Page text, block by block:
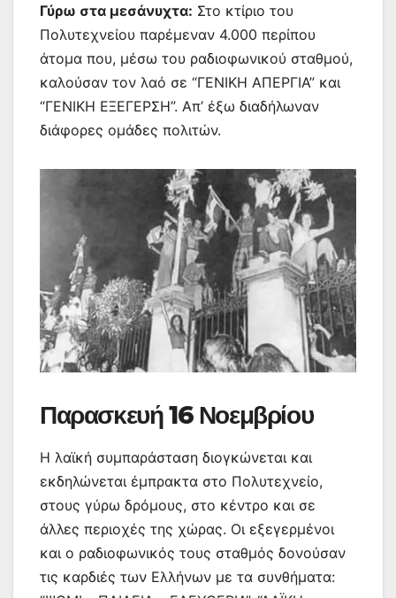
Γύρω στα μεσάνυχτα: Στο κτίριο του
Πολυτεχνείου παρέμεναν 4.000 περίπου
άτομα που, μέσω του ραδιοφωνικού σταθμού,
καλούσαν τον λαό σε “ΓΕΝΙΚΗ ΑΠΕΡΓΙΑ” και
“ΓΕΝΙΚΗ ΕΞΕΓΕΡΣΗ”. Απ’ έξω διαδήλωναν
διάφορες ομάδες πολιτών.
Παρασκευή 16 Νοεμβρίου
Η λαϊκή συμπαράσταση διογκώνεται και
εκδηλώνεται έμπρακτα στο Πολυτεχνείο,
στους γύρω δρόμους, στο κέντρο και σε
άλλες περιοχές της χώρας. Οι εξεγερμένοι
και ο ραδιοφωνικός τους σταθμός δονούσαν
τις καρδιές των Ελλήνων με τα συνθήματα: